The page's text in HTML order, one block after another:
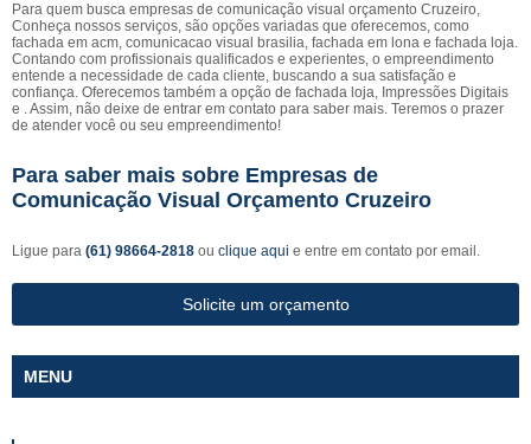
Para quem busca empresas de comunicação visual orçamento Cruzeiro,
Conheça nossos serviços, são opções variadas que oferecemos, como
fachada em acm, comunicacao visual brasilia, fachada em lona e fachada loja.
Contando com profissionais qualificados e experientes, o empreendimento
entende a necessidade de cada cliente, buscando a sua satisfação e
confiança. Oferecemos também a opção de fachada loja, Impressões Digitais
e . Assim, não deixe de entrar em contato para saber mais. Teremos o prazer
de atender você ou seu empreendimento!
Para saber mais sobre Empresas de
Comunicação Visual Orçamento Cruzeiro
Ligue para (61) 98664-2818 ou clique aqui e entre em contato por email.
Solicite um orçamento
MENU